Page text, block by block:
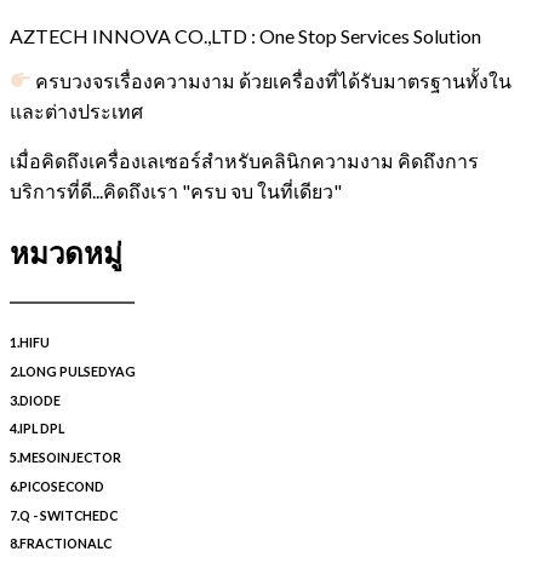
AZTECH INNOVA CO.,LTD : One Stop Services Solution
ครบวงจรเรื่องความงาม ด้วยเครื่องที่ได้รับมาตรฐานทั้งใน
และต่างประเทศ
เมื่อคิดถึงเครื่องเลเซอร์สำหรับคลินิกความงาม คิดถึงการ
บริการที่ดี...คิดถึงเรา "ครบ จบ ในที่เดียว"
หมวดหมู่
1.HIFU
2.LONG PULSEDYAG
3.DIODE
4.IPL DPL
5.MESOINJECTOR
6.PICOSECOND
7.Q - SWITCHEDC
8.FRACTIONALC